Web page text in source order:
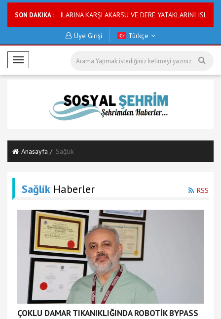
SON DAKİKA :
SU BASKINLARINA KARŞI AKARSU VE DERE YATAKLARINI ISLAH EDİYOR
Üye Girişi Türkçe
M
o
üAnasayfa Sağlik
Sağlik Haberler RSS
ÇOKLU DAMAR TIKANIKLIĞINDA ROBOTİK BYPASS